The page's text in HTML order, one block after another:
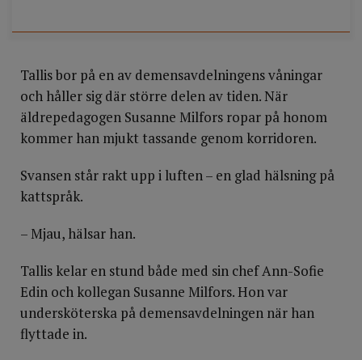
Tallis bor på en av demensavdelningens våningar
och håller sig där större delen av tiden. När
äldrepedagogen Susanne Milfors ropar på honom
kommer han mjukt tassande genom korridoren.
Svansen står rakt upp i luften – en glad hälsning på
kattspråk.
– Mjau, hälsar han.
Tallis kelar en stund både med sin chef Ann-Sofie
Edin och kollegan Susanne Milfors. Hon var
undersköterska på demensavdelningen när han
flyttade in.